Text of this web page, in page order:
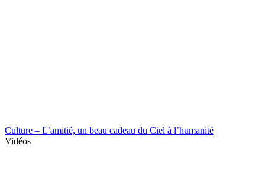
Culture – L’amitié, un beau cadeau du Ciel à l’humanité
Vidéos